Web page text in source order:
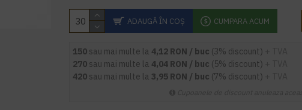
ADAUGĂ ÎN COŞ CUMPARA ACUM
150 sau mai multe la 4,12 RON / buc (3% discount)
270 sau mai multe la 4,04 RON / buc (5% discount)
420 sau mai multe la 3,95 RON / buc (7% discount)